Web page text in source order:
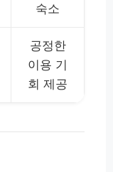
숙소
공정한
이용 기
회 제공